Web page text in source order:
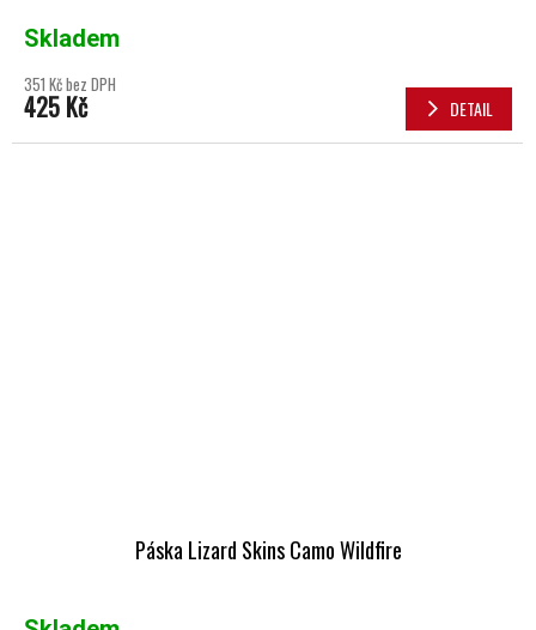
Skladem
351 Kč bez DPH
425 Kč DETAIL
Páska Lizard Skins Camo Wildfire